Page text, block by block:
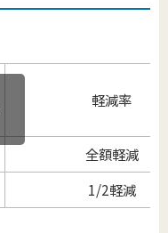
軽減率
全額軽減
1/2軽減